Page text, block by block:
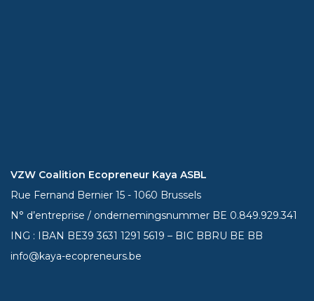
VZW Coalition Ecopreneur Kaya ASBL
Rue Fernand Bernier 15 - 1060 Brussels
N° d’entreprise / ondernemingsnummer BE 0.849.929.341
ING : IBAN BE393631 1291 5619 – BIC BBRU BE BB
info@kaya-ecopreneurs.be